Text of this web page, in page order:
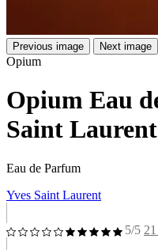
Previous image Next image
Opium
Opium Eau
Saint Laurent
Eau de Parfum
Yves Saint Laurent
5/5